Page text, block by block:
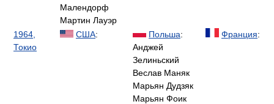
Малендорф
Мартин Лауэр
1964,
Токио
США: Польша:
Анджей
Зелиньский
Веслав Маняк
Марьян Дудзяк
Марьян Фоик
Франция: